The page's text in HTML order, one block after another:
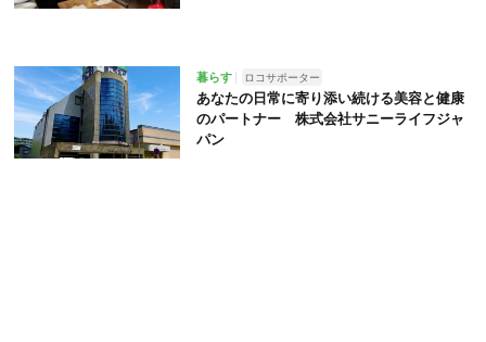
暮らす ロコサポーター
あなたの日常に寄り添い続ける美容と健康
のパートナー 株式会社サニーライフジャ
パン